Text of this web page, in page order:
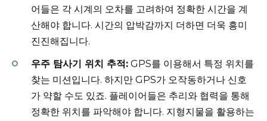
어들은 각 시계의 오차를 고려하여 정확한 시간을 계
산해야 합니다. 시간의 압박감까지 더하면 더욱 흥미
진진해집니다.
우주 탐사기 위치 추적: GPS를 이용해서 특정 위치를
찾는 미션입니다. 하지만 GPS가 오작동하거나 신호
가 약할 수도 있죠. 플레이어들은 추리와 협력을 통해
정확한 위치를 파악해야 합니다. 지형지물을 활용하는